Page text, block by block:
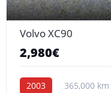
Volvo XC90
2,980€
2003 365,000 km